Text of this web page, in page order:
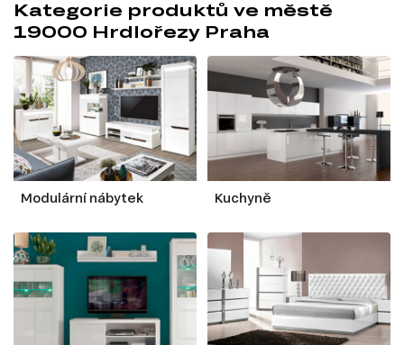
Kategorie produktů ve městě
19000 Hrdlořezy Praha
Modulární nábytek Kuchyně